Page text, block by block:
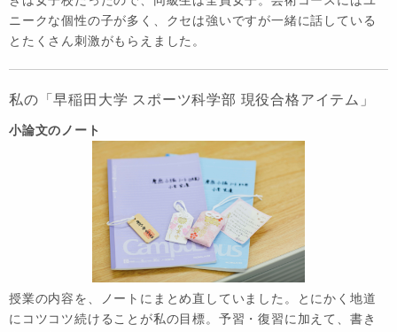
ニークな個性の子が多く、クセは強いですが一緒に話している
とたくさん刺激がもらえました。
私の「早稲田大学 スポーツ科学部 現役合格アイテム」
小論文のノート
授業の内容を、ノートにまとめ直していました。とにかく地道
にコツコツ続けることが私の目標。予習・復習に加えて、書き